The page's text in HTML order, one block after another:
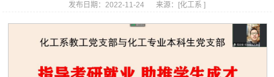
发布日期：2022-11-24 来源：[化工系 ]